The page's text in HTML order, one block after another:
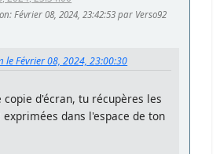
: Février 08, 2024, 23:42:53 par Verso92
le Février 08, 2024, 23:00:30
copie d'écran, tu récupères les
exprimées dans l'espace de ton